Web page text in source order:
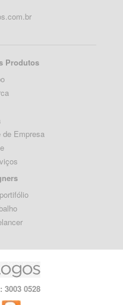
Produtos
de Empresa
3003 0528